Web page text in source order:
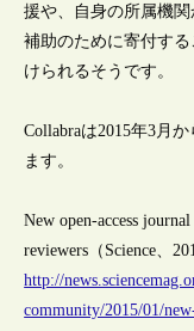
援や、自身の所属機
補助のために寄付す
けられるそうです。
Collabraは2015年3月
ます。
New open-access
reviewers（Science、
http://
community/2015/01/